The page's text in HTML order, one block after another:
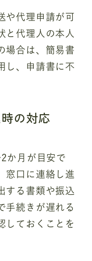
や代理申請が可
と代理人の本人
場合は、簡易書
し、申請書に不
の対応
か月が目安で
窓口に連絡し進
する書類や振込
手続きが遅れる
しておくことを